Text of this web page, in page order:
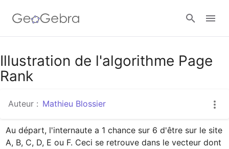
Google Classroom
Se connecter
Illustration de l'algorithme Page
Rank
Auteur : Mathieu Blossier
Au départ, l'internaute a 1 chance sur 6 d'être sur le site
A, B, C, D, E ou F. Ceci se retrouve dans le vecteur dont